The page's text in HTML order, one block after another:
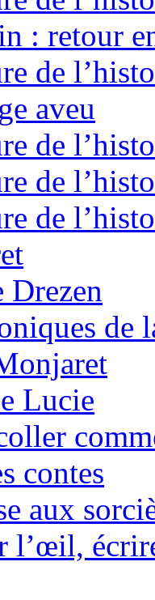
: retour
de
aveu
de
de
de
Drezen
de
Lucie
contes
aux
l’œil,